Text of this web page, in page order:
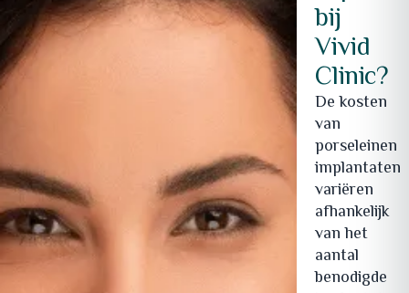
bij
Vivid
Clinic?
De kosten
van
porseleinen
implantaten
variëren
afhankelijk
van het
aantal
benodigde